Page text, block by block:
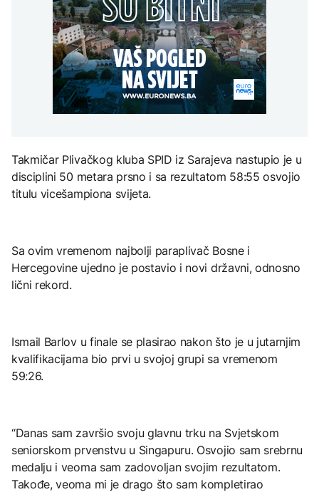
DRUŠTVO
Počela isplata penzija u
RS
Nuklearka Krško
smanjuje proizvodnju
zbog niskog vodostaja i
visokih temperatura
Save
Redovi na aerodromima i
graničnim prelazima u
EU: Koja je svrha EES
sistema ako se isključuje
čim je preopterećen?
BIZNIS
Skočile cijene nafte na
djece moraju platiti 942
miliona dolara
KULTURA
Rat i pijesak prijete
drevnim piramidama
ZANIMLJIVOSTI
Takmičar Plivačkog kluba SPID iz Sarajeva nastupio je u
disciplini 50 metara prsno i sa rezultatom 58:55 osvojio
titulu vicešampiona svijeta.
Sa ovim vremenom najbolji paraplivač Bosne i
Hercegovine ujedno je postavio i novi državni, odnosno
lični rekord.
Ismail Barlov u finale se plasirao nakon što je u jutarnjim
kvalifikacijama bio prvi u svojoj grupi sa vremenom
59:26.
“Danas sam završio svoju glavnu trku na Svjetskom
seniorskom prvenstvu u Singapuru. Osvojio sam srebrnu
medalju i veoma sam zadovoljan svojim rezultatom.
Takođe, veoma mi je drago što sam kompletirao